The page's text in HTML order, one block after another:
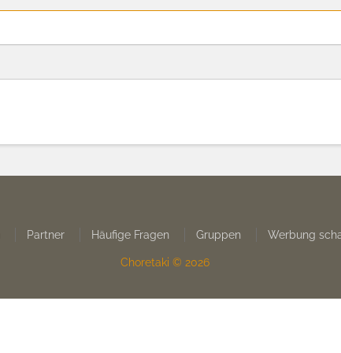
Partner Häufige Fragen Gruppen Werbung
Choretaki © 2026